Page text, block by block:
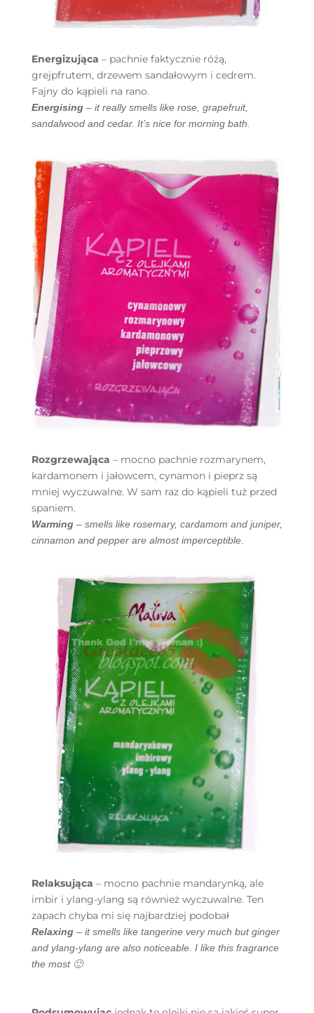
Energizująca – pachnie faktycznie różą,
grejpfrutem, drzewem sandałowym i cedrem.
Fajny do kąpieli na rano.
Energising – it really smells like rose, grapefruit,
sandalwood and cedar. It’s nice for morning bath.
Rozgrzewająca – mocno pachnie rozmarynem,
kardamonem i jałowcem, cynamon i pieprz są
mniej wyczuwalne. W sam raz do kąpieli tuż przed
spaniem.
Warming – smells like rosemary, cardamom and juniper,
cinnamon and pepper are almost imperceptible.
Relaksująca – mocno pachnie mandarynką, ale
imbir i ylang-ylang są również wyczuwalne. Ten
zapach chyba mi się najbardziej podobał
Relaxing – it smells like tangerine very much but ginger
and ylang-ylang are also noticeable. I like this fragrance
the most 🙂